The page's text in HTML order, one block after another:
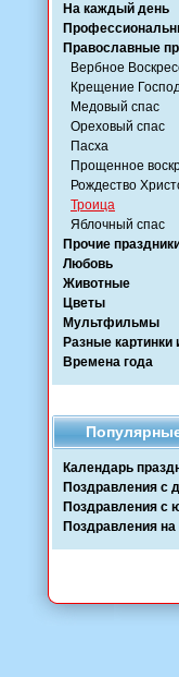
На каждый день
Православные
Вербное
Крещение
Медовый спас
Ореховый спас
Пасха
Прощенное
Рождество
Троица
Яблочный спас
Прочие
Любовь
Животные
Цветы
Мультфильмы
Разные картинки
Времена года
Календарь
Поздравления с
Поздравления с
Поздравления